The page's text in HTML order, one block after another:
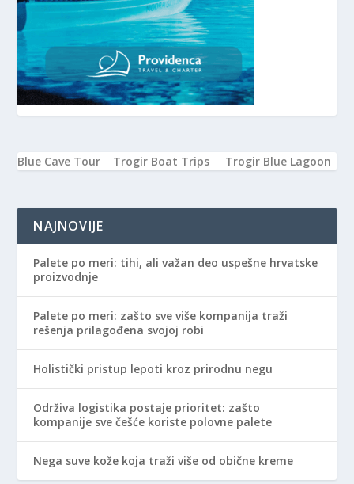
Blue Cave Tour Trogir Boat Trips Trogir Blue Lagoon
NAJNOVIJE
Palete po meri: tihi, ali važan deo uspešne hrvatske
proizvodnje
Palete po meri: zašto sve više kompanija traži
rešenja prilagođena svojoj robi
Holistički pristup lepoti kroz prirodnu negu
Održiva logistika postaje prioritet: zašto
kompanije sve češće koriste polovne palete
Nega suve kože koja traži više od obične kreme